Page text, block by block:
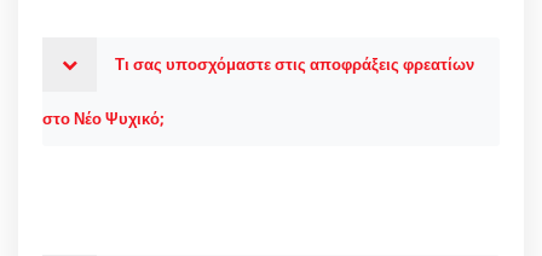
Τι σας υποσχόμαστε στις αποφράξεις φρεατίων
στο Νέο Ψυχικό;